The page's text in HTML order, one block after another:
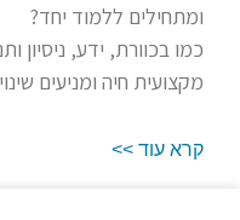
ומתחילים ללמוד יחד?
כמו בכוורת, ידע, ניסיון
מקצועית חיה ומניעים שינוי
קרא עוד >>